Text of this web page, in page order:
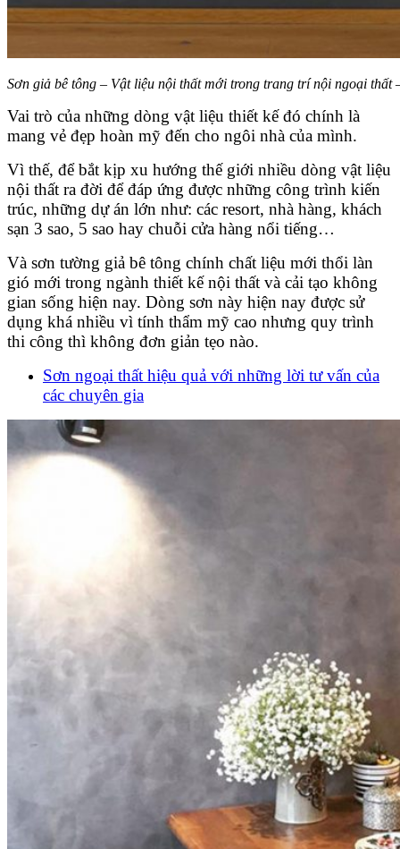
Sơn giả bê tông – Vật liệu nội thất mới trong trang trí nội ngoại thất
Vai trò của những dòng vật liệu thiết kế đó chính là
mang vẻ đẹp hoàn mỹ đến cho ngôi nhà của mình.
Vì thế, để bắt kịp xu hướng thế giới nhiều dòng vật liệu
nội thất ra đời để đáp ứng được những công trình kiến
trúc, những dự án lớn như: các resort, nhà hàng, khách
sạn 3 sao, 5 sao hay chuỗi cửa hàng nổi tiếng…
Và sơn tường giả bê tông chính chất liệu mới thổi làn
gió mới trong ngành thiết kế nội thất và cải tạo không
gian sống hiện nay. Dòng sơn này hiện nay được sử
dụng khá nhiều vì tính thẩm mỹ cao nhưng quy trình
thi công thì không đơn giản tẹo nào.
Sơn ngoại thất hiệu quả với những lời tư vấn của
các chuyên gia